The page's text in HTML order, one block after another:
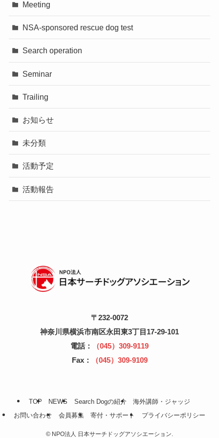
Meeting
NSA-sponsored rescue dog test
Search operation
Seminar
Trailing
お知らせ
未分類
活動予定
活動報告
〒232-0072
神奈川県横浜市南区永田東3丁目17-29-101
電話：
（045）309-9119
Fax：
（045）309-9109
TOP NEWS Search Dogの紹介
海外講師・ジャッジ
お問い合わせ
会員募集 寄付・サポート プライバシーポリシー
© NPO法人 日本サーチドッグアソシエーション.